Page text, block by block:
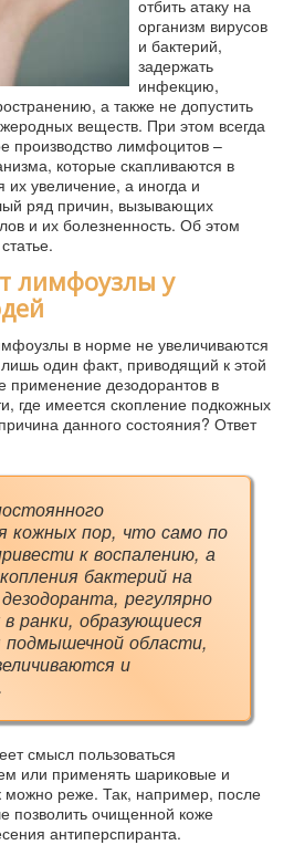
отбить атаку на
организм вирусов
и бактерий,
задержать
инфекцию,
а также не допустить
веществ. При этом всегда
производство лимфоцитов –
которые скапливаются в
увеличение, а иногда и
ряд причин, вызывающих
и их болезненность. Об этом
лимфоузлы у
в норме не увеличиваются
один факт, приводящий к этой
применение дезодорантов в
где имеется скопление подкожных
данного состояния? Ответ
кожных пор, что само по
к воспалению, а
бактерий на
регулярно
ранки, образующиеся
подмышечной области,
и
смысл пользоваться
или применять шариковые и
можно реже. Так, например, после
позволить очищенной коже
антиперспиранта.